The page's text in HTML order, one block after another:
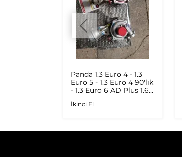
Panda 1.3 Euro 4 - 1.3
Euro 5 - 1.3 Euro 4 90'lık
- 1.3 Euro 6 AD Plus 1.6
Orijinal Turbo
İkinci El